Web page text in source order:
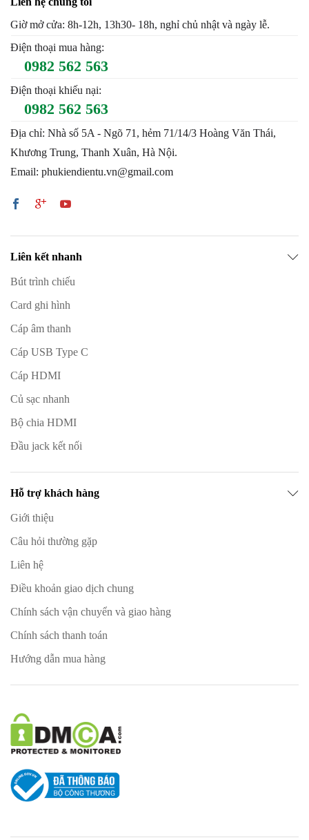
Giờ mở cửa: 8h-12h, 13h30- 18h, nghỉ chủ nhật và ngày lễ.
Điện thoại mua hàng:
0982 562 563
Điện thoại khiếu nại:
0982 562 563
Địa chỉ: Nhà số 5A - Ngõ 71, hẻm 71/14/3 Hoàng Văn Thái,
Khương Trung, Thanh Xuân, Hà Nội.
Email: phukiendientu.vn@gmail.com
Liên kết nhanh
Bút trình chiếu
Card ghi hình
Cáp âm thanh
Cáp USB Type C
Cáp HDMI
Củ sạc nhanh
Bộ chia HDMI
Đầu jack kết nối
Hỗ trợ khách hàng
Giới thiệu
Câu hỏi thường gặp
Liên hệ
Điều khoản giao dịch chung
Chính sách vận chuyển và giao hàng
Chính sách thanh toán
Hướng dẫn mua hàng